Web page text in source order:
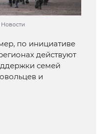
по инициативе
действуют
семей
и